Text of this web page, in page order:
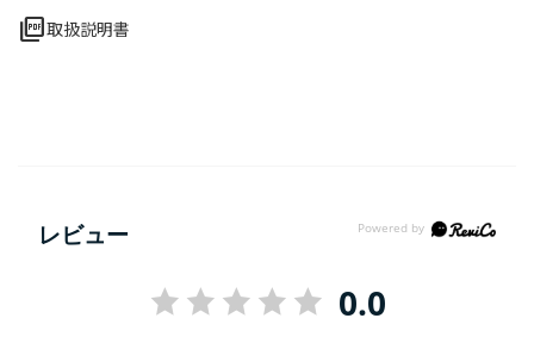
picture_as_pdf取扱説明書
レビュー
0.0